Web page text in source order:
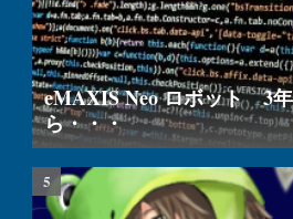
eMAXIS Neo ロボット 3
ら・・・